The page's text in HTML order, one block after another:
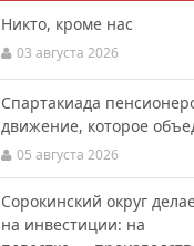
Никто, кроме нас
03 августа 2026
Спартакиада
движение, которое
05 августа 2026
Сорокинский округ
на инвестиции: на